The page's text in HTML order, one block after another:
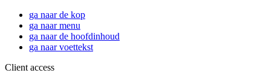
ga naar de kop
ga naar menu
ga naar de hoofdinhoud
ga naar voettekst
Client access